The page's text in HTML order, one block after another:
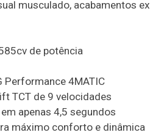
musculado, acabamentos
de potência
Performance 4MATIC
TCT de 9 velocidades
apenas 4,5 segundos
máximo conforto e dinâmica